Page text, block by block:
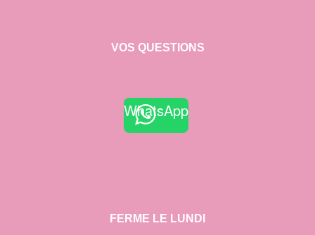
VOS QUESTIONS
WhatsApp
FERME LE LUNDI